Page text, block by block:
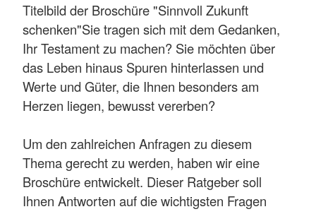
Titelbild der Broschüre "Sinnvoll Zukunft
schenken"Sie tragen sich mit dem Gedanken,
Ihr Testament zu machen? Sie möchten über
das Leben hinaus Spuren hinterlassen und
Werte und Güter, die Ihnen besonders am
Herzen liegen, bewusst vererben?
Um den zahlreichen Anfragen zu diesem
Thema gerecht zu werden, haben wir eine
Broschüre entwickelt. Dieser Ratgeber soll
Ihnen Antworten auf die wichtigsten Fragen